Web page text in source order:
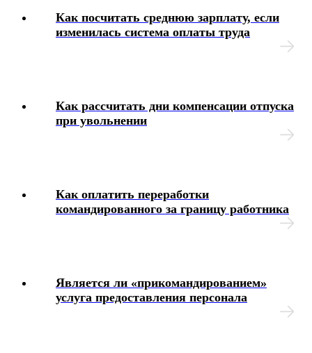
Как посчитать среднюю зарплату, если
изменилась система оплаты труда
Как рассчитать дни компенсации отпуска
при увольнении
Как оплатить переработки
командированного за границу работника
Является ли «прикомандированием»
услуга предоставления персонала